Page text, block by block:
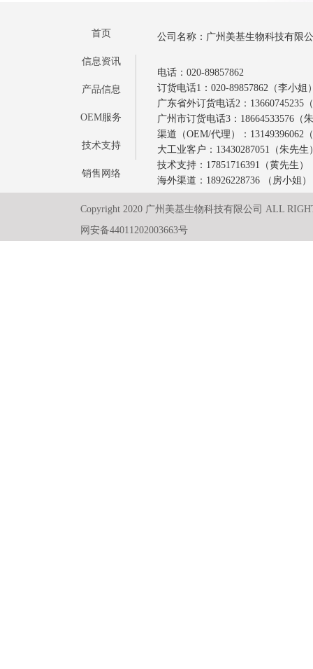
首页
信息资讯
产品信息
OEM服务
技术支持
销售网络
公司名称：广州美基生物科技有限
电话：020-89857862
订货电话1：020-89857862（李小姐
广东省外订货电话2：13660745235
广州市订货电话3：18664533576（
渠道（OEM/代理）：13149396062
大工业客户：13430287051（朱先生
技术支持：17851716391（黄先生）
海外渠道：18926228736 （房小姐）
Copyright 2020 广州美基生物科技有限公司 ALL
网安备44011202003663号